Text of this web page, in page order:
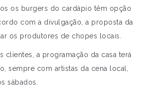
os burgers do cardápio têm opção
com a divulgação, a proposta da
os produtores de chopes locais.
clientes, a programação da casa terá
sempre com artistas da cena local,
sábados.